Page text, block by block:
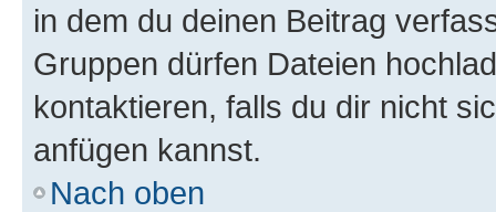
in dem du deinen Beitrag
Gruppen dürfen Dateien
kontaktieren, falls du dir nicht
anfügen kannst.
Nach oben